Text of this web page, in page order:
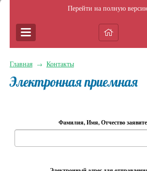
Перейти на полную
Главная → Контакты
Электронная приемная
Фамилия, Имя, Отчество